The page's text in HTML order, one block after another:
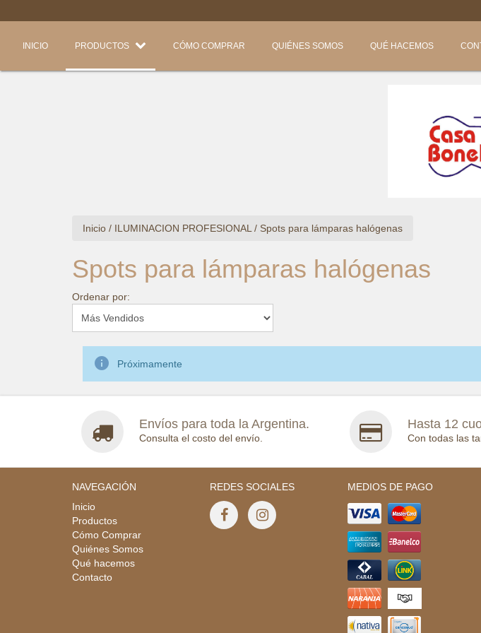
INICIO PRODUCTOS CÓMO COMPRAR QUIÉNES SOMOS QUÉ HACEMOS
Inicio / ILUMINACION PROFESIONAL / Spots para lámparas halógenas
Spots para lámparas halógenas
Ordenar por:
 Próximamente
Envíos para toda la Argentina.
Consulta el costo del envío.
Hasta 12
Con todas las
NAVEGACIÓN
Inicio
Productos
Cómo Comprar
Quiénes Somos
Qué hacemos
Contacto
REDES SOCIALES MEDIOS DE PAGO